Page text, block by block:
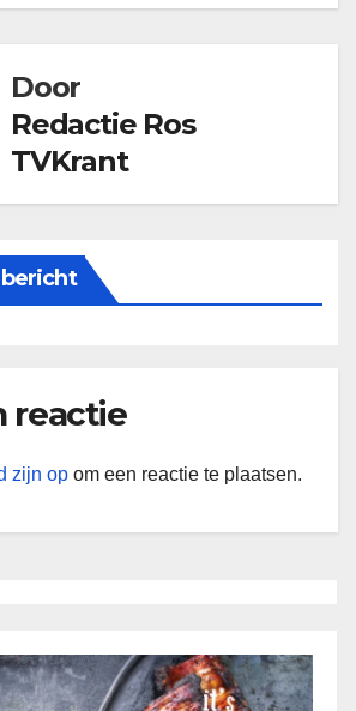
Door
Redactie Ros
TVKrant
reactie
zijn op om een reactie te plaatsen.